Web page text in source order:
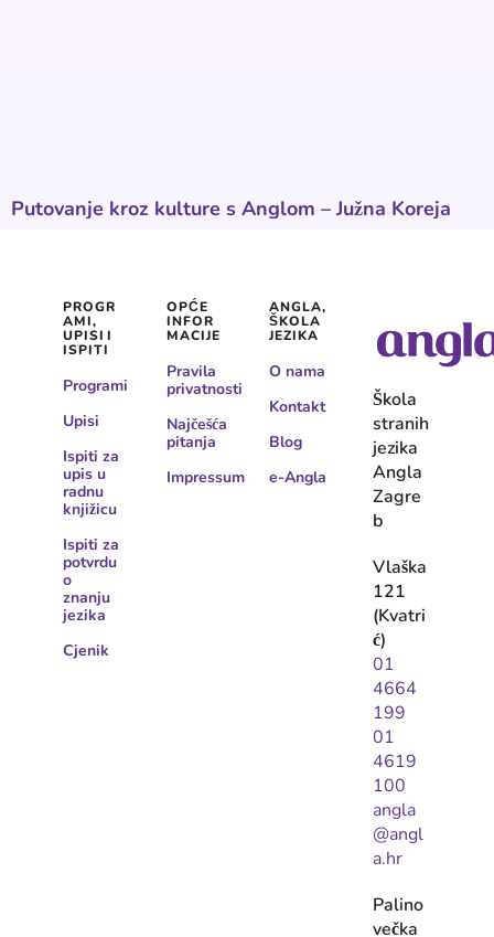
Putovanje kroz kulture s Anglom – Južna Koreja
PROGR
AMI,
UPISI I
ISPITI
Programi
Upisi
Ispiti za
upis u
radnu
knjižicu
Ispiti za
potvrdu
o
znanju
jezika
Cjenik
OPĆE
INFOR
MACIJE
Pravila
privatnosti
Najčešća
pitanja
Impressum
ANGLA,
ŠKOLA
JEZIKA
O nama
Kontakt
Blog
e-Angla
Škola
stranih
jezika
Angla
Zagre
b
Vlaška
121
(Kvatri
ć)
01
4664
199
01
4619
100
angla
@angl
a.hr
Palino
večka